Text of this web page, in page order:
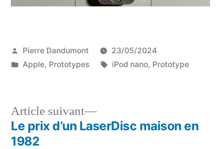
Publié
par
Pierre Dandumont
23/05/2024
Publié
Apple, Prototypes Étiquettes :
iPod nano, Prototype
Navigation
Article suivant
Article
suivant :
Le prix d’un LaserDisc maison en
1982